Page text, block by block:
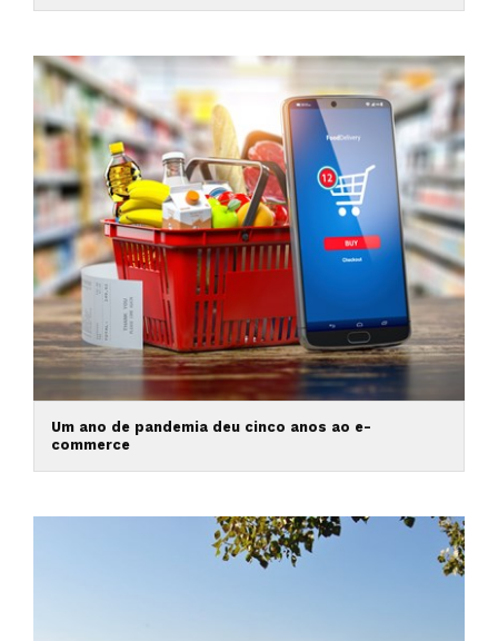
Um ano de pandemia deu cinco anos ao e-
commerce